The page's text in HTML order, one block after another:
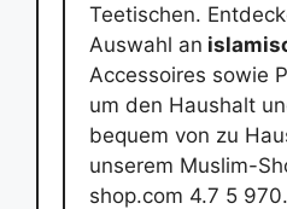
Teetischen.
Auswahl an
Accessoires sowie
um den Haushalt
bequem von zu
unserem Muslim-
shop.com 4.7 5 970.